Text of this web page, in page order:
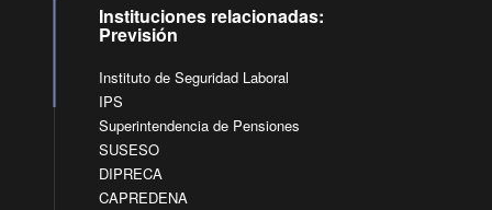
Instituciones relacionadas:
Previsión
Instituto de Seguridad Laboral
IPS
Superintendencia de Pensiones
SUSESO
DIPRECA
CAPREDENA